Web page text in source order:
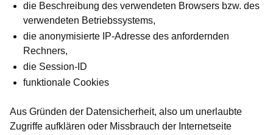
die Beschreibung des verwendeten Browsers bzw. des
verwendeten Betriebssystems,
die anonymisierte IP-Adresse des anfordernden
Rechners,
die Session-ID
funktionale Cookies
Aus Gründen der Datensicherheit, also um unerlaubte
Zugriffe aufklären oder Missbrauch der Internetseite